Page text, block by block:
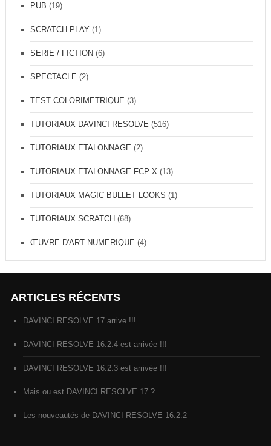
PUB (19)
SCRATCH PLAY(1)
SERIE / FICTION(6)
SPECTACLE (2)
TEST COLORIMETRIQUE (3)
TUTORIAUX DAVINCI RESOLVE (516)
TUTORIAUX ETALONNAGE (2)
TUTORIAUX ETALONNAGE FCP X (13)
TUTORIAUX MAGIC BULLET LOOKS (1)
TUTORIAUX SCRATCH(68)
ŒUVRE D'ART NUMERIQUE (4)
ARTICLES RÉCENTS
DAVINCI RESOLVE 17 arrive !!!
DAVINCI RESOLVE 16.2.4 est arrivée !!!
DAVINCI RESOLVE 16.2.3 est arrivée !!!
Mais ou est DAVINCI RESOLVE 17 ?
Les nouveautés de DAVINCI RESOLVE 16.2.2